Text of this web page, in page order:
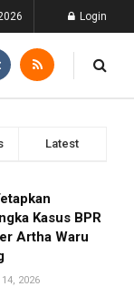
Login
Latest
Kasus BPR
Artha Waru
2026